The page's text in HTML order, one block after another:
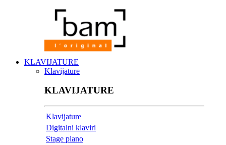
KLAVIJATURE
Klavijature
KLAVIJATURE
Klavijature
Digitalni klaviri
Stage piano